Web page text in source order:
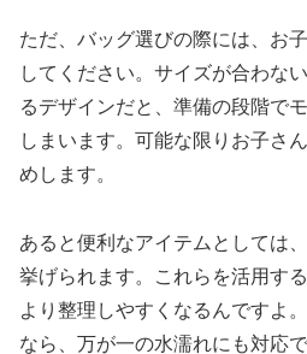
ただ、バッグ選びの際には、お
してください。サイズが合わな
るデザインだと、準備の段階で
しまいます。可能な限りお子さ
めします。
あると便利なアイテムとしては
挙げられます。これらを活用す
より整理しやすくなるんですよ
なら、万が一の水濡れにも対応